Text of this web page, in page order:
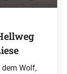
dem Wolf,